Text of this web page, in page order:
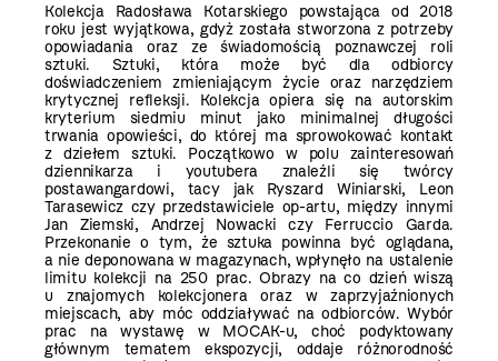
Kolekcja Radosława Kotarskiego powstająca od 2018
roku jest wyjątkowa, gdyż została stworzona z potrzeby
opowiadania oraz ze świadomością poznawczej roli
sztuki. Sztuki, która może być dla odbiorcy
doświadczeniem zmieniającym życie oraz narzędziem
krytycznej refleksji. Kolekcja opiera się na autorskim
kryterium siedmiu minut jako minimalnej długości
trwania opowieści, do której ma sprowokować kontakt
z dziełem sztuki. Początkowo w polu zainteresowań
dziennikarza i youtubera znaleźli się twórcy
postawangardowi, tacy jak Ryszard Winiarski, Leon
Tarasewicz czy przedstawiciele op-artu, między innymi
Jan Ziemski, Andrzej Nowacki czy Ferruccio Garda.
Przekonanie o tym, że sztuka powinna być oglądana,
a nie deponowana w magazynach, wpłynęło na ustalenie
limitu kolekcji na 250 prac. Obrazy na co dzień wiszą
u znajomych kolekcjonera oraz w zaprzyjaźnionych
miejscach, aby móc oddziaływać na odbiorców. Wybór
prac na wystawę w MOCAK-u, choć podyktowany
głównym tematem ekspozycji, oddaje różnorodność